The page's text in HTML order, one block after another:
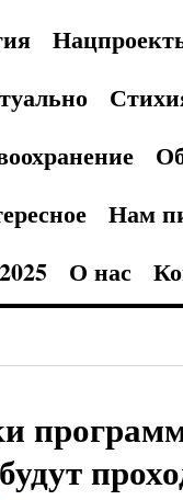
Нам
2025 О нас